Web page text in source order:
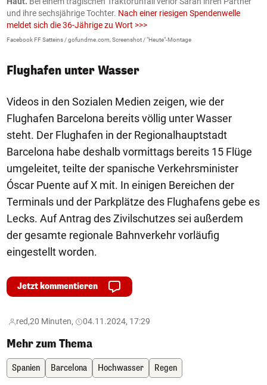
und ihre sechsjährige Tochter. Nach einer riesigen Spendenwelle
meldet sich die 36-Jährige zu Wort >>>
Facebook FF Satteins / gofundme.com, Screenshot / "Heute"-Montage
Flughafen unter Wasser
Videos in den Sozialen Medien zeigen, wie der
Flughafen Barcelona bereits völlig unter Wasser
steht. Der Flughafen in der Regionalhauptstadt
Barcelona habe deshalb vormittags bereits 15 Flüge
umgeleitet, teilte der spanische Verkehrsminister
Óscar Puente auf X mit. In einigen Bereichen der
Terminals und der Parkplätze des Flughafens gebe es
Lecks. Auf Antrag des Zivilschutzes sei außerdem
der gesamte regionale Bahnverkehr vorläufig
eingestellt worden.
Jetzt kommentieren
red,20 Minuten, 04.11.2024, 17:29
Mehr zum Thema
Spanien Barcelona Hochwasser Regen